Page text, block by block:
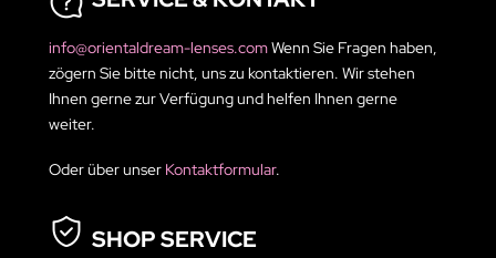
info@orientaldream-lenses.comWenn Sie Fragen haben,
zögern Sie bitte nicht, uns zu kontaktieren. Wir stehen
Ihnen gerne zur Verfügung und helfen Ihnen gerne
weiter.
Oder über unser Kontaktformular.
SHOP SERVICE